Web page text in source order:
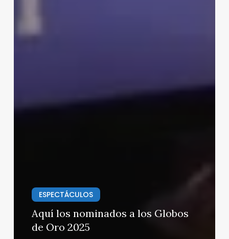
ESPECTÁCULOS
Aquí los nominados a los Globos
de Oro 2025